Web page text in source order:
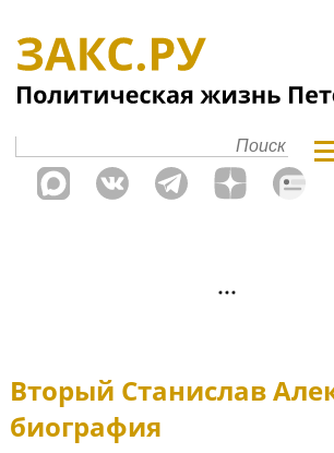
Вторый Станислав
биография